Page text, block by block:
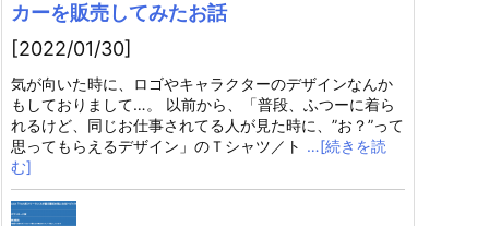
カーを販売してみたお話
[2022/01/30]
気が向いた時に、ロゴやキャラクターのデザインなんか
もしておりまして…。 以前から、「普段、ふつーに着ら
れるけど、同じお仕事されてる人が見た時に、”お？”って
思ってもらえるデザイン」のＴシャツ／ト …[続きを読
む]